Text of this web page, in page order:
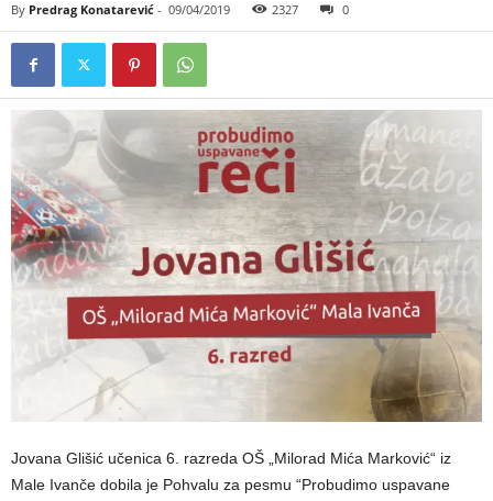
By Predrag Konatarević - 09/04/2019 2327 0
Jovana Glišić učenica 6. razreda OŠ „Milorad Mića Marković“ iz
Male Ivanče dobila je Pohvalu za pesmu “Probudimo uspavane